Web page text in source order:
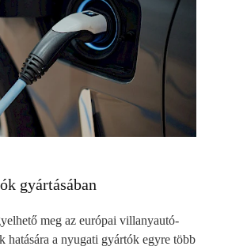
gyártásában
meg az európai villanyautó-
hatására a nyugati gyártók egyre több